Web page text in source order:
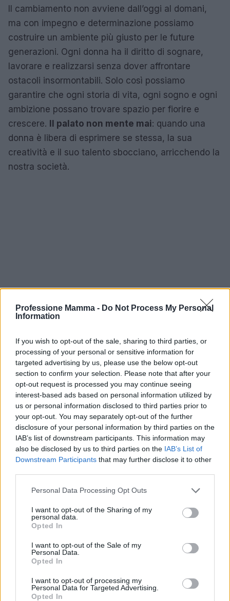
Professione Mamma - Do Not Process My Personal
Information
If you wish to opt-out of the sale, sharing to third parties, or
processing of your personal or sensitive information for
targeted advertising by us, please use the below opt-out
section to confirm your selection. Please note that after your
opt-out request is processed you may continue seeing
interest-based ads based on personal information utilized by
us or personal information disclosed to third parties prior to
your opt-out. You may separately opt-out of the further
disclosure of your personal information by third parties on the
IAB’s list of downstream participants. This information may
also be disclosed by us to third parties on the IAB’s List of
Downstream Participants that may further disclose it to other
Please note that this website/app uses one or more Google
not limited to your visit or usage behaviour. You may click to
grant or deny consent to Google and its third-party tags to
use your data for below specified purposes in below Google
consent section.
Personal Data Processing Opt Outs
I want to opt-out of the Sharing of my
personal data.
Opted In
I want to opt-out of the Sale of my
Personal Data.
Opted In
I want to opt-out of processing my
Personal Data for Targeted Advertising.
Opted In
Il cambiamento non avviene dall’oggi al domani,
ma con impegno e determinazione possiamo
costruire un ambiente più giusto per le future
generazioni. Ogni donna ha il diritto di sognare,
lavorare e realizzarsi senza dover affrontare
ostacoli insormontabili. Solo così possiamo
garantire che ogni storia di vita, ogni sogno e ogni
ambizione possano trovare spazio per fiorire e
crescere. Il palato non mente mai: quando una
donna è libera di esprimere se stessa, la sua
creatività e il suo talento sbocciano, arricchendo la
nostra società.
AUTORE
AiAdhubMedia